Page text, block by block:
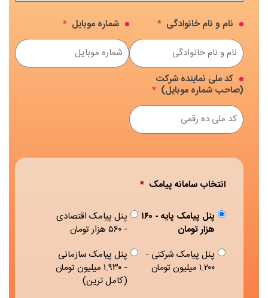
نام و نام خانوادگی * شماره موبایل *
کد ملی نماینده شرکت
(صاحب شماره موبایل) *
انتخاب سامانه پیامک *
پنل پیامک پایه - ۱۶۰
هزار تومان
پنل پیامک اقتصادی
- ۵۶۰ هزار تومان
پنل پیامک شرکتی -
۱.۲۰۰ میلیون تومان
پنل پیامک سازمانی
- ۱.۹۳۰ میلیون تومان
(کامل ترین)